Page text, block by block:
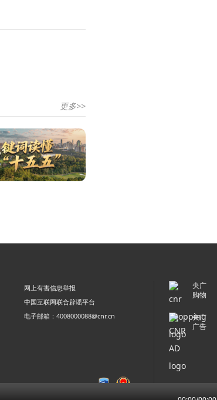
更多>>
网上有害信息举报
中国互联网联合辟谣平台
电子邮箱：4008000088@cnr.cn
央广
购物
央广
广告